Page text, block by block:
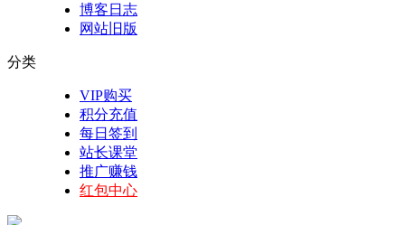
博客日志
网站旧版
分类
VIP购买
积分充值
每日签到
站长课堂
推广赚钱
红包中心